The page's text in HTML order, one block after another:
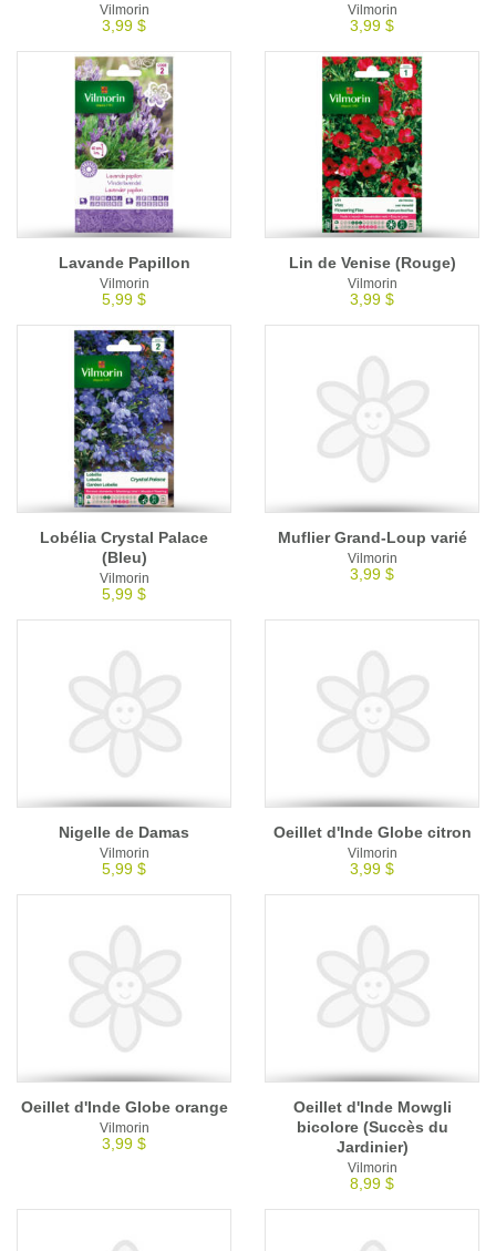
Vilmorin
3,99 $
Vilmorin
3,99 $
Lavande Papillon
Vilmorin
5,99 $
Lin de Venise (Rouge)
Vilmorin
3,99 $
Lobélia Crystal Palace
(Bleu)
Vilmorin
5,99 $
Muflier Grand-Loup varié
Vilmorin
3,99 $
Nigelle de Damas
Vilmorin
5,99 $
Oeillet d'Inde Globe citron
Vilmorin
3,99 $
Oeillet d'Inde Globe orange
Vilmorin
3,99 $
Oeillet d'Inde Mowgli
bicolore (Succès du
Jardinier)
Vilmorin
8,99 $